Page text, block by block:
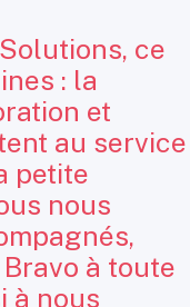
ce
: la
et
au service
petite
nous
à toute
à nous